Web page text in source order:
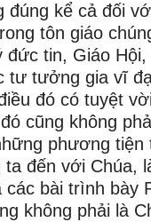
đúng kể cả đối
tôn giáo
đức tin, Giáo Hội,
tư tưởng gia vĩ
đó có tuyệt
cũng không
phương tiện
ta đến với Chúa,
các bài trình bày
không phải là